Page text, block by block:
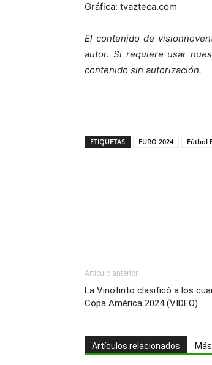
Gráfica: tvazteca.com
El contenido de
autor. Si requiere usar
contenido sin autorización.
ETIQUETAS EURO 2024 Fútbol
Artículo anterior
La Vinotinto clasificó a los
Copa América 2024 (VIDEO)
Artículos relacionados